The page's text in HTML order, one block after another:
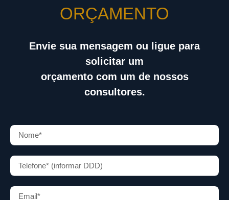
ORÇAMENTO
Envie sua mensagem ou ligue para
solicitar um
orçamento com um de nossos
consultores.